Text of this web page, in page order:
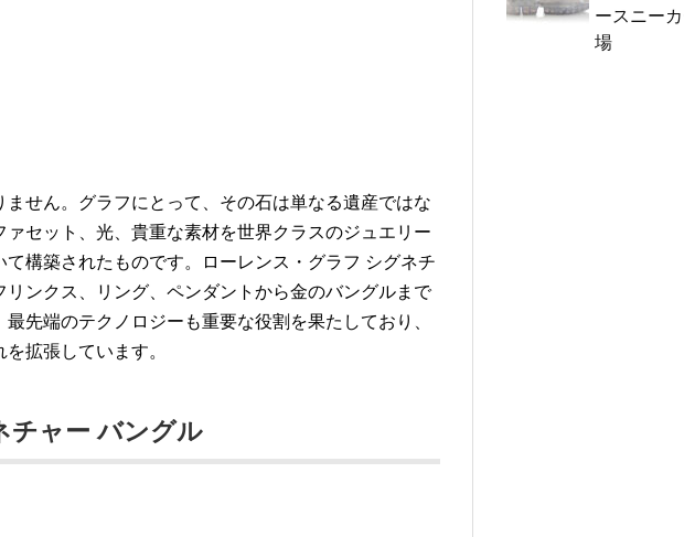
せん。グラフにとって、その石は単なる遺産ではな
セット、光、貴重な素材を世界クラスのジュエリー
構築されたものです。ローレンス・グラフ シグネチ
ンクス、リング、ペンダントから金のバングルまで
先端のテクノロジーも重要な役割を果たしており、
拡張しています。
チャー バングル
ースニー
場